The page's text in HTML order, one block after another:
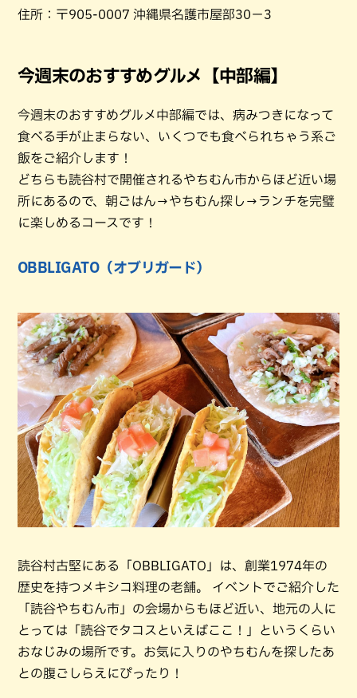
住所：〒905-0007 沖縄県名護市屋部30−3
今週末のおすすめグルメ【中部編】
今週末のおすすめグルメ中部編では、病みつきになって
食べる手が止まらない、いくつでも食べられちゃう系ご
飯をご紹介します！
どちらも読谷村で開催されるやちむん市からほど近い場
所にあるので、朝ごはん→やちむん探し→ランチを完璧
に楽しめるコースです！
OBBLIGATO（オブリガード）
読谷村古堅にある「OBBLIGATO」は、創業1974年の
歴史を持つメキシコ料理の老舗。 イベントでご紹介した
「読谷やちむん市」の会場からもほど近い、地元の人に
とっては「読谷でタコスといえばここ！」というくらい
おなじみの場所です。お気に入りのやちむんを探したあ
との腹ごしらえにぴったり！